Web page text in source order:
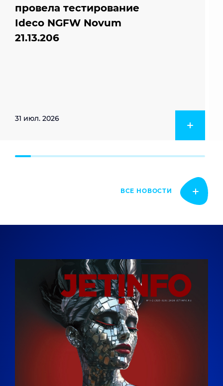
провела тестирование
Ideco NGFW Novum
21.13.206
31 июл. 2026
ВСЕ НОВОСТИ